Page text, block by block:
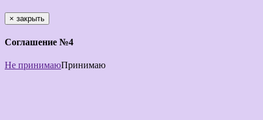
× закрыть
Соглашение №4
Не принимаюПринимаю